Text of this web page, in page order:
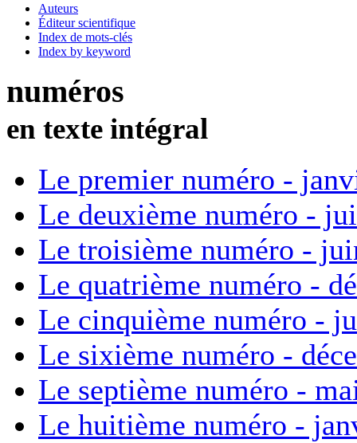
Auteurs
Éditeur scientifique
Index de mots-clés
Index by keyword
numéros
en texte intégral
Le premier numéro -
Le deuxième numéro -
Le troisième numéro -
Le quatrième numéro -
Le cinquième numéro -
Le sixième numéro -
Le septième numéro -
Le huitième numéro -